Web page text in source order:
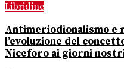
Libridine
Antimeriodionalismo e
l’evoluzione del
Niceforo ai giorni